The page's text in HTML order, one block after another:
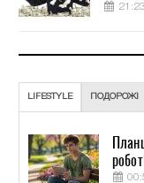
LIFESTYLE ПОДОРОЖІ